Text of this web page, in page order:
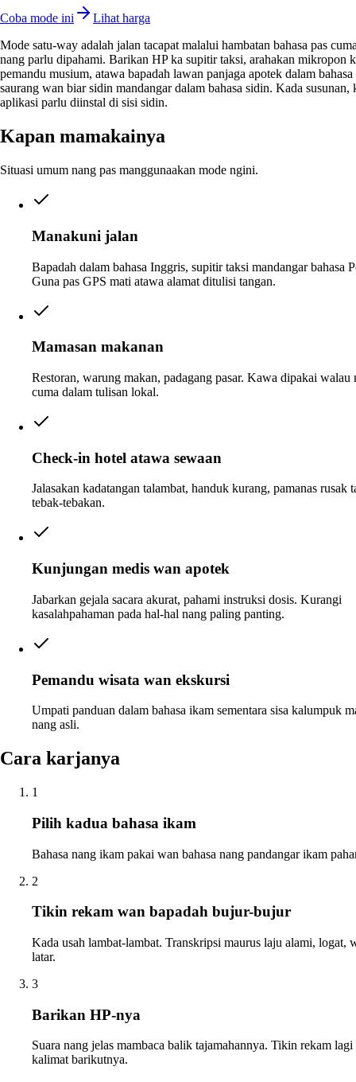
Coba mode ini
Lihat harga
Mode satu-way adalah jalan tacapat malalui hambatan bahasa pas
nang parlu dipahami. Barikan HP ka supitir taksi, arahakan mikropon
pemandu musium, atawa bapadah lawan panjaga apotek dalam
saurang wan biar sidin mandangar dalam bahasa sidin. Kada susunan,
aplikasi parlu diinstal di sisi sidin.
Kapan mamakainya
Situasi umum nang pas manggunaakan mode ngini.
Manakuni jalan
Bapadah dalam bahasa Inggris, supitir taksi mandangar bahasa
Guna pas GPS mati atawa alamat ditulisi tangan.
Mamasan makanan
Restoran, warung makan, padagang pasar. Kawa dipakai walau
cuma dalam tulisan lokal.
Check-in hotel atawa sewaan
Jalasakan kadatangan talambat, handuk kurang, pamanas rusak
tebak-tebakan.
Kunjungan medis wan apotek
Jabarkan gejala sacara akurat, pahami instruksi dosis. Kurangi
kasalahpahaman pada hal-hal nang paling panting.
Pemandu wisata wan ekskursi
Umpati panduan dalam bahasa ikam sementara sisa kalumpuk
nang asli.
Cara karjanya
1
Pilih kadua bahasa ikam
Bahasa nang ikam pakai wan bahasa nang pandangar ikam
2
Tikin rekam wan bapadah bujur-bujur
Kada usah lambat-lambat. Transkripsi maurus laju alami, logat,
latar.
3
Barikan HP-nya
Suara nang jelas mambaca balik tajamahannya. Tikin rekam lagi
kalimat barikutnya.